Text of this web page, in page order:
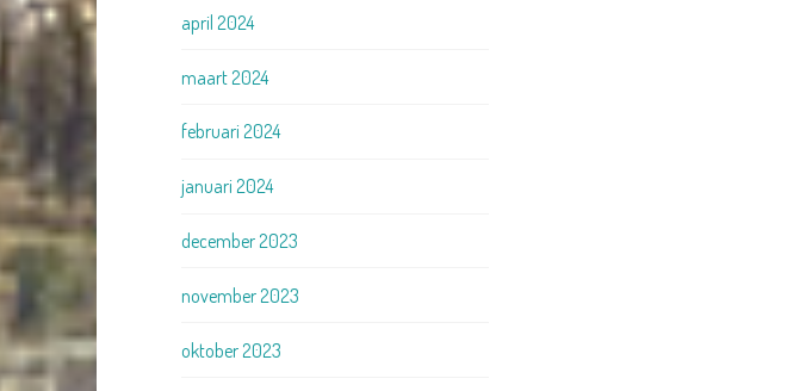
april 2024
maart 2024
februari 2024
januari 2024
december 2023
november 2023
oktober 2023